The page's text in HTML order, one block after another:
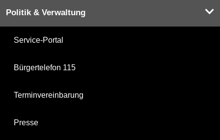
Politik & Verwaltung
Service-Portal
Bürgertelefon 115
Terminvereinbarung
Presse